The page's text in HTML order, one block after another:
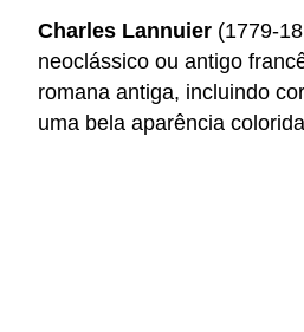
Charles Lannuier (1779-
neoclássico ou antigo
romana antiga, incluindo
uma bela aparência